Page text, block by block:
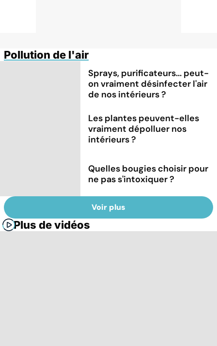
Pollution de l'air
Sprays, purificateurs... peut-
on vraiment désinfecter l'air
de nos intérieurs ?
Les plantes peuvent-elles
vraiment dépolluer nos
intérieurs ?
Quelles bougies choisir pour
ne pas s'intoxiquer ?
Voir plus
Plus de vidéos